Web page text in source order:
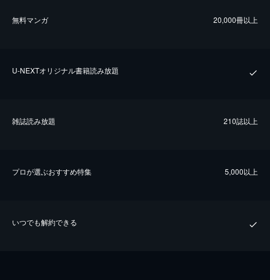
無料マンガ 20,000冊以上
U-NEXTオリジナル書籍読み放題
雑誌読み放題 210誌以上
プロが選ぶおすすめ特集 5,000以上
いつでも解約できる